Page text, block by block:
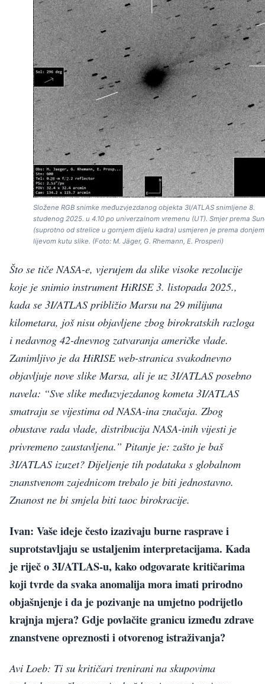
Složene RGB snimke međuzvjezdanog objekta 3I/ATLAS snimljene 8.
studenog 2025. u 4.10 po univerzalnom vremenu (UT). Smjer prema
(suprotno od strelice u gornjem dijelu kadra) usmjeren je prema donjem
lijevom kutu slike. (Foto: M. Jäger, G. Rhemann, E. Prosperi)
Što se tiče NASA-e, vjerujem da slike visoke rezolucije
koje je snimio instrument HiRISE 3. listopada 2025.,
kada se 3I/ATLAS približio Marsu na 29 milijuna
kilometara, još nisu objavljene zbog birokratskih razloga
i nedavnog 42-dnevnog zatvaranja američke vlade.
Zanimljivo je da HiRISE web-stranica svakodnevno
objavljuje nove slike Marsa, ali je uz 3I/ATLAS posebno
navela: “Sve slike međuzvjezdanog kometa 3I/ATLAS
smatraju se vijestima od NASA-ina značaja. Zbog
obustave rada vlade, distribucija NASA-inih vijesti je
privremeno zaustavljena.” Pitanje je: zašto je baš
3I/ATLAS izuzet? Dijeljenje tih podataka s globalnom
znanstvenom zajednicom trebalo je biti jednostavno.
Znanost ne bi smjela biti taoc birokracije.
Ivan: Vaše ideje često izazivaju burne rasprave i
suprotstavljaju se ustaljenim interpretacijama. Kada
je riječ o 3I/ATLAS-u, kako odgovarate kritičarima
koji tvrde da svaka anomalija mora imati prirodno
objašnjenje i da je pozivanje na umjetno podrijetlo
krajnja mjera? Gdje povlačite granicu između zdrave
znanstvene opreznosti i otvorenog istraživanja?
Avi Loeb: Ti su kritičari trenirani na skupovima